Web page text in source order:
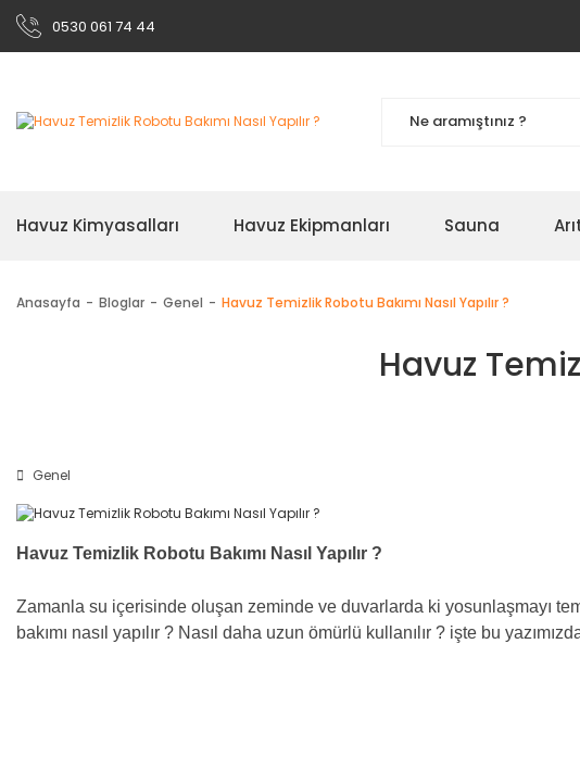
0530 061 74 44
Havuz Kimyasalları Havuz Ekipmanları Sauna
Anasayfa Bloglar Genel Havuz Temizlik Robotu Bakımı Nasıl Yapılır ?
Havuz
Genel
Havuz Temizlik Robotu Bakımı Nasıl Yapılır ?
Zamanla su içerisinde oluşan zeminde ve duvarlarda ki yosunlaşmayı
bakımı nasıl yapılır ? Nasıl daha uzun ömürlü kullanılır ? işte bu